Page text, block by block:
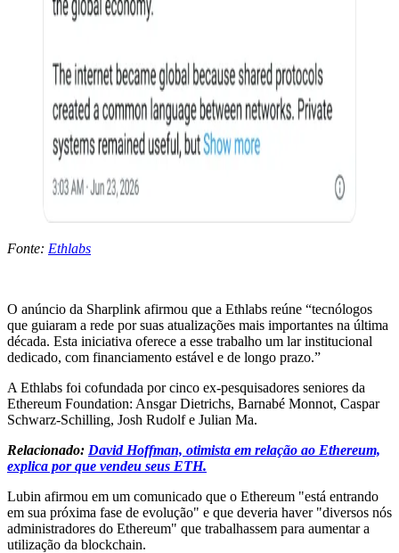
Fonte: Ethlabs
O anúncio da Sharplink afirmou que a Ethlabs reúne “tecnólogos
que guiaram a rede por suas atualizações mais importantes na última
década. Esta iniciativa oferece a esse trabalho um lar institucional
dedicado, com financiamento estável e de longo prazo.”
A Ethlabs foi cofundada por cinco ex-pesquisadores seniores da
Ethereum Foundation: Ansgar Dietrichs, Barnabé Monnot, Caspar
Schwarz-Schilling, Josh Rudolf e Julian Ma.
Relacionado: David Hoffman, otimista em relação ao Ethereum,
explica por que vendeu seus ETH.
Lubin afirmou em um comunicado que o Ethereum "está entrando
em sua próxima fase de evolução" e que deveria haver "diversos nós
administradores do Ethereum" que trabalhassem para aumentar a
utilização da blockchain.